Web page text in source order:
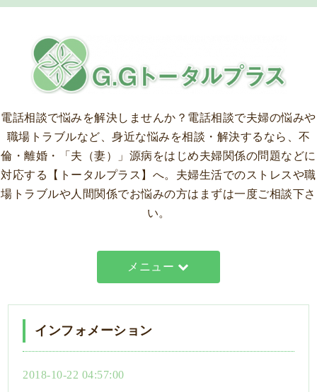
電話相談で悩みを解決しませんか？ 電話相談で夫婦の悩みや
職場トラブルなど、身近な悩みを相談・解決するなら、不
倫・離婚・「夫（妻）」源病をはじめ夫婦関係の問題などに
対応する【トータルプラス】へ。夫婦生活でのストレスや職
場トラブルや人間関係でお悩みの方はまずは一度ご相談下さ
い。
メニュー
インフォメーション
2018-10-22 04:57:00